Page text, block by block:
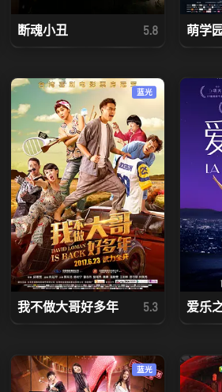
断魂小丑 5.8 萌学
蓝光
我不做大哥好多年 5.3 爱乐
蓝光